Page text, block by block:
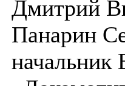
Дмитрий
Панарин